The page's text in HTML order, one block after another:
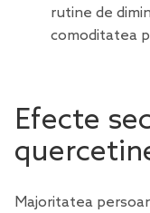
rutine de
comoditatea
Efecte
Majoritatea